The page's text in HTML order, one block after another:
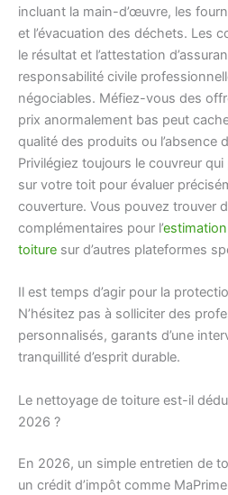
incluant la main-d’œuvre, les
et l’évacuation des déchets. Les
le résultat et l’attestation
responsabilité civile
négociables. Méfiez-vous des
prix anormalement bas peut
qualité des produits ou l’absence
Privilégiez toujours le couvreur
sur votre toit pour évaluer
couverture. Vous pouvez trouver
complémentaires pour l’
toiture sur d’autres plateformes
Il est temps d’agir pour la
N’hésitez pas à solliciter des
personnalisés, garants d’une
tranquillité d’esprit durable.
Le nettoyage de toiture est-il
2026 ?
En 2026, un simple entretien de
un crédit d’impôt comme